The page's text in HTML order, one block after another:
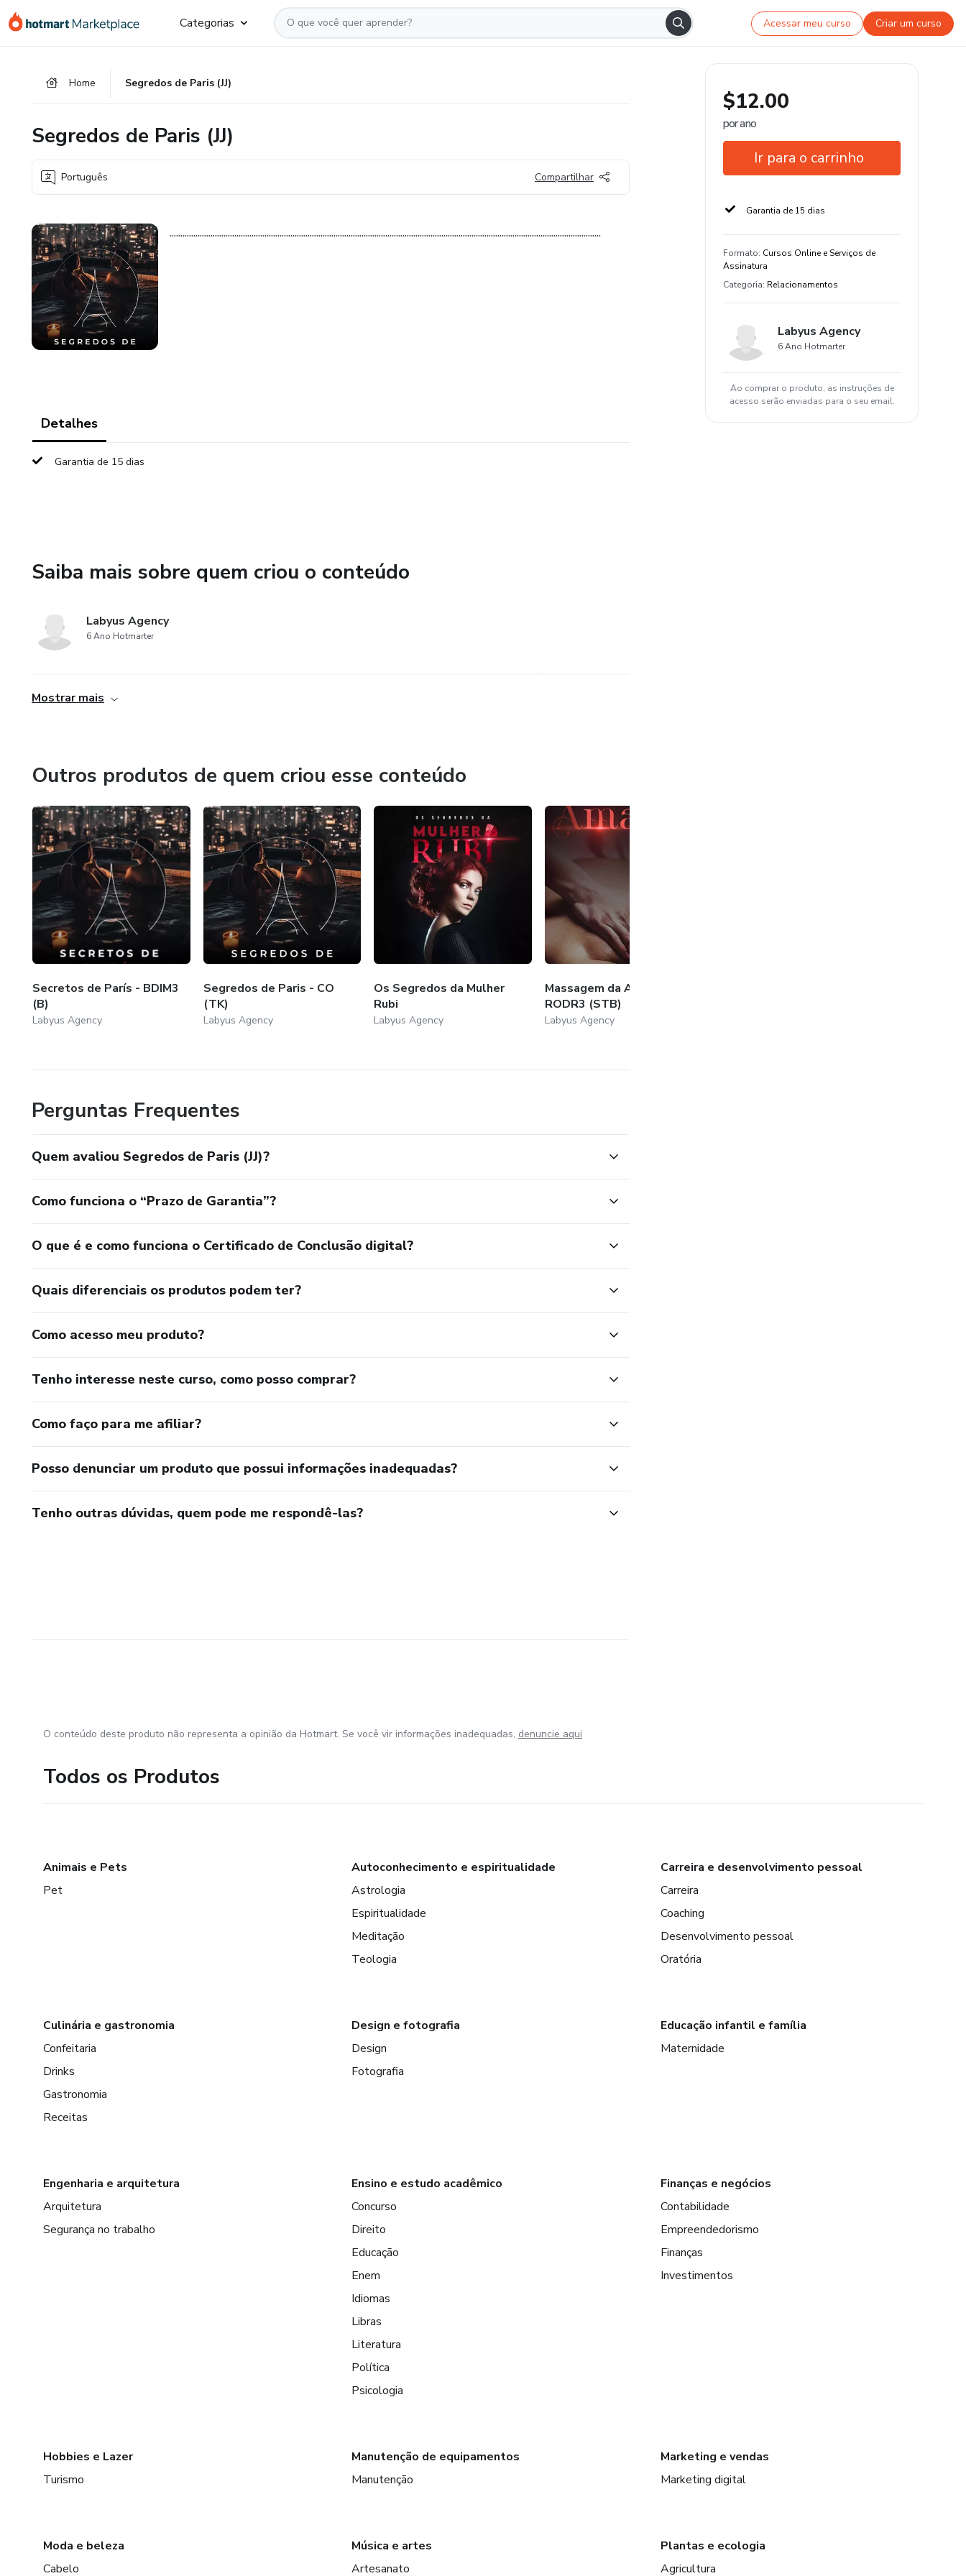
para
para
para
Categorias Acessar meu curso Criar um curso
Home Segredos de Paris (JJ)
Segredos de Paris (JJ)
Português Compartilhar
........................................................................................................................................................................................................
Detalhes
Garantia de 15 dias
Saiba mais sobre quem criou o conteúdo
Labyus Agency
6 Ano Hotmarter
Mostrar mais
Outros produtos de quem criou esse conteúdo
Secretos de París - BDIM3
(B)
Labyus Agency
Segredos de Paris - CO
(TK)
Labyus Agency
Os Segredos da Mulher
Rubi
Labyus Agency
Massagem da Amante -
RODR3 (STB)
Labyus Agency
Perguntas Frequentes
Quem avaliou Segredos de Paris (JJ)?
Como funciona o “Prazo de Garantia”?
O que é e como funciona o Certificado de Conclusão digital?
Quais diferenciais os produtos podem ter?
Como acesso meu produto?
Tenho interesse neste curso, como posso comprar?
Como faço para me afiliar?
Posso denunciar um produto que possui informações inadequadas?
Tenho outras dúvidas, quem pode me respondê-las?
$12.00
por ano
Ir para o carrinho
Garantia de 15 dias
Formato: Cursos Online e Serviços de
Assinatura
Categoria: Relacionamentos
Labyus Agency
6 Ano Hotmarter
Ao comprar o produto, as instruções de
acesso serão enviadas para o seu email.
O conteúdo deste produto não representa a opinião da Hotmart. Se você vir informações inadequadas, denuncie aqui
Todos os Produtos
Animais e Pets
Pet
Autoconhecimento e espiritualidade
Astrologia
Espiritualidade
Meditação
Teologia
Carreira e desenvolvimento pessoal
Carreira
Coaching
Desenvolvimento pessoal
Oratória
Culinária e gastronomia
Confeitaria
Drinks
Gastronomia
Receitas
Design e fotografia
Design
Fotografia
Educação infantil e família
Maternidade
Engenharia e arquitetura
Arquitetura
Segurança no trabalho
Ensino e estudo acadêmico
Concurso
Direito
Educação
Enem
Idiomas
Libras
Literatura
Política
Psicologia
Finanças e negócios
Contabilidade
Empreendedorismo
Finanças
Investimentos
Hobbies e Lazer
Turismo
Manutenção de equipamentos
Manutenção
Marketing e vendas
Marketing digital
Moda e beleza
Cabelo
Música e artes
Artesanato
Plantas e ecologia
Agricultura